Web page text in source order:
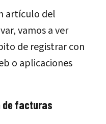
artículo del
vamos a ver
de registrar con
o aplicaciones
de facturas